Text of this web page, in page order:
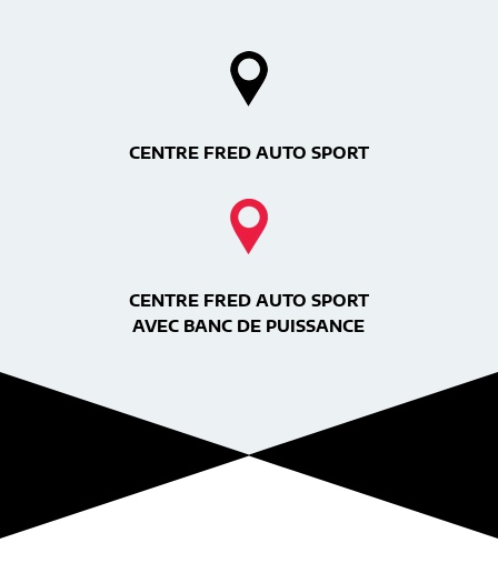
CENTRE FRED AUTO SPORT
CENTRE FRED AUTO SPORT
AVEC BANC DE PUISSANCE